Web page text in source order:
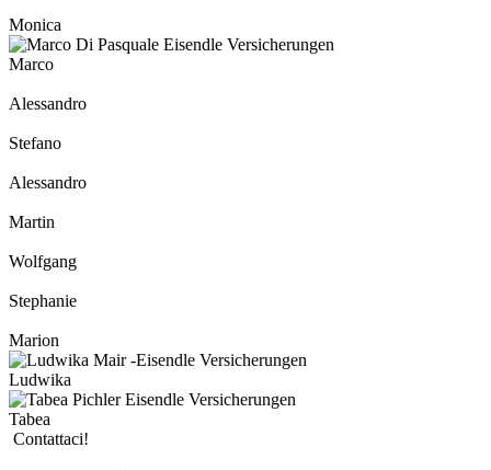
Monica
Marco
Alessandro
Stefano
Alessandro
Martin
Wolfgang
Stephanie
Marion
Ludwika
Tabea
Contattaci!